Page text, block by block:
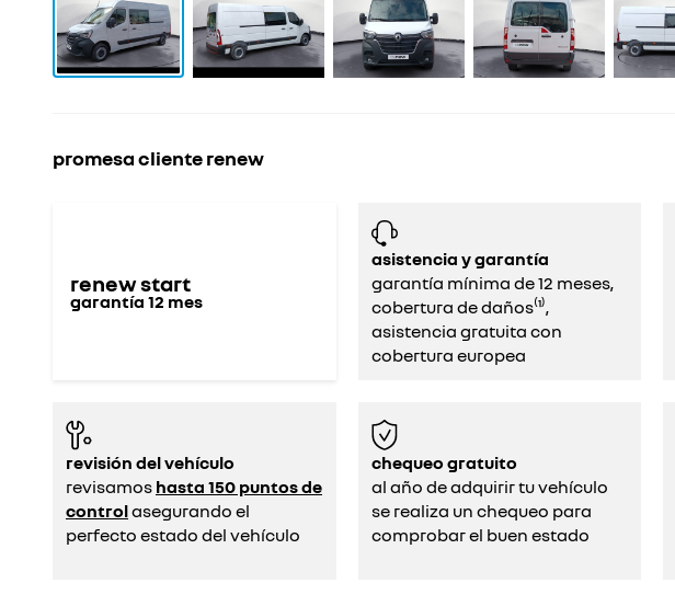
promesa cliente renew
renew start
garantía 12 mes
asistencia y garantía
garantía mínima de 12 meses,
cobertura de daños⁽¹⁾,
asistencia gratuita con
cobertura europea
revisión del vehículo
revisamos hasta 150 puntos de
controlasegurando el
perfecto estado del vehículo
chequeo gratuito
al año de adquirir tu vehículo
se realiza un chequeo para
comprobar el buen estado​​